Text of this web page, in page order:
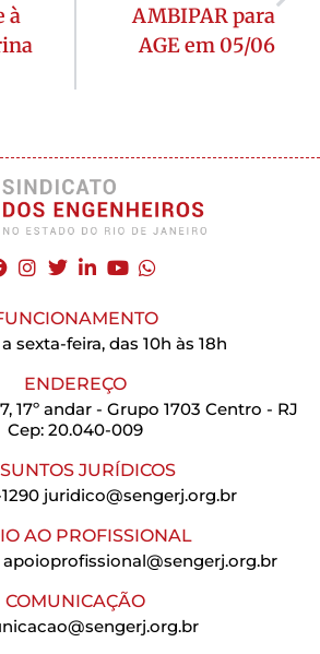
à
AMBIPAR para
AGE em 05/06
sexta-feira, das 10h às 18h
ENDEREÇO
17º andar - Grupo 1703 Centro - RJ
Cep: 20.040-009
JURÍDICOS
juridico@sengerj.org.br
AO PROFISSIONAL
apoioprofissional@sengerj.org.br
COMUNICAÇÃO